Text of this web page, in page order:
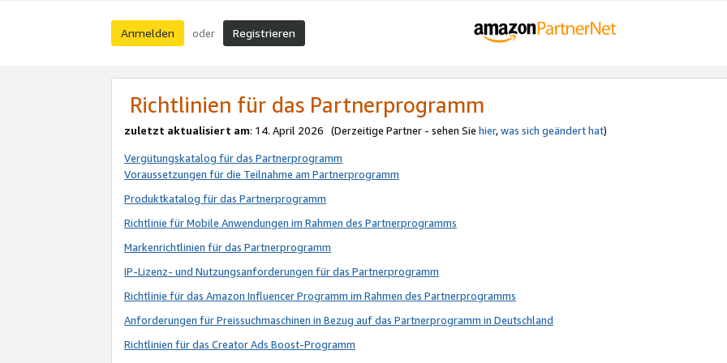
Anmelden oder Registrieren
Richtlinien für das Partnerprogramm
zuletzt aktualisiert am: 14. April 2026 (Derzeitige Partner - sehen Sie hier,was sich geändert hat)
Vergütungskatalog für das Partnerprogramm
Voraussetzungen für die Teilnahme am Partnerprogramm
Produktkatalog für das Partnerprogramm
Richtlinie für Mobile Anwendungen im Rahmen des Partnerprogramms
Markenrichtlinien für das Partnerprogramm
IP-Lizenz- und Nutzungsanforderungen für das Partnerprogramm
Richtlinie für das Amazon Influencer Programm im Rahmen des Partnerprogramms
Anforderungen für Preissuchmaschinen in Bezug auf das Partnerprogramm in Deutschland
Richtlinien für das Creator Ads Boost-Programm